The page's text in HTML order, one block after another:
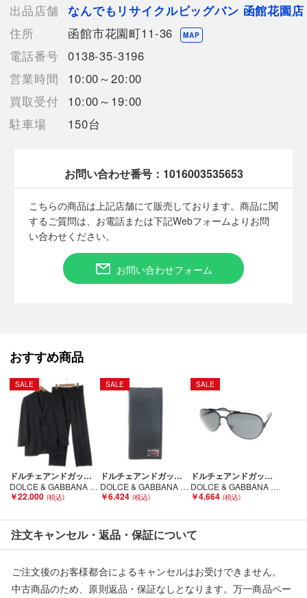
通常使用による傷や汚れが見受けられる中古品
【使用予定配送業者】佐川急便 飛脚宅配便80サイズ
【こちらの商品は在庫連動システムを導入し、店頭や他ネットシ
ョップと併売を行なっておりますが、タイミングによりシステム
の反映が間に合わず欠品となってしまう場合がございます。
売切れの場合は、ご購入をキャンセルさせていただく場合がござ
います。】
若干生地に使用感があります。
サイズは平置きでの計測となっております。
商品画像に関しては出来る限り忠実に表示出来るよう努めており
ますが、実際の商品と比較し色味に若干の誤差が生じる場合があ
りますこと予めご了承ください。
店頭との併売商品のため、記載に無い細かなキズ、汚れが見受け
られるなど多少商品状態が変化する場合がございます。
■弊社からは、ご落札やご購入いただいた全てのお客様に評価を
行なっております。
評価ご不要のお客様は、ご落札・ご購入をお控えください。
■弊社（株式会社オカモトＲＭＣ）を装った偽装サイトにご注意
ください■
弊社（株式会社オカモトＲＭＣ）の商品画像や文章を無断盗用し
た『偽装サイト』を確認しておりますが、
当店とは一切関係がございませんのでご注意ください。
出品店舗
なんでもリサイクルビッグバン 函館花園店
住所
函館市花園町11-36 MAP
電話番号 0138-35-3196
営業時間
10:00～20:00
買取受付
10:00～19:00
駐車場
150台
お問い合わせ番号： 1016003535653
こちらの商品は上記店舗にて販売しております。商品に関
するご質問は、お電話または下記Webフォームよりお問
い合わせください。
お問い合わせフォーム
おすすめ商品
SALE
ドルチェアンドガッバーナ
DOLCE & GABBANA ドルチェアンドガッバーナ メンズ スーツ ストライプ サイズ46（イタリア） ネイビー Cランク
￥22,000
SALE
ドルチェアンドガッバーナ
DOLCE & GABBANA ドルチェアンドガッバーナ 二つ折り 長財布 Cランク
￥6,424
SALE
ドルチェアンドガッバーナ
DOLCE & GABBANA ドルチェアンドガッバーナ サングラス DG2081 Bランク
￥4,664
注文キャンセル・返品・保証について
ご注文後のお客様都合によるキャンセルはお受けできません。
中古商品のため、原則返品・保証なしとなります。万一商品ペー